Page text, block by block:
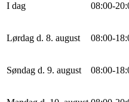
I dag 08:00-20:
Lørdag d. 8. august 08:00-18:
Søndag d. 9. august 08:00-18: